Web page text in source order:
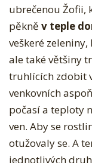
ubrečenou Žofii,
pěkně v teple
veškeré
ale také většiny
truhlících zdobit
venkovních
počasí a teploty
ven. Aby se
otužovaly se. A
jednotlivých